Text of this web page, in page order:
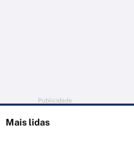
Publicidade
Mais lidas